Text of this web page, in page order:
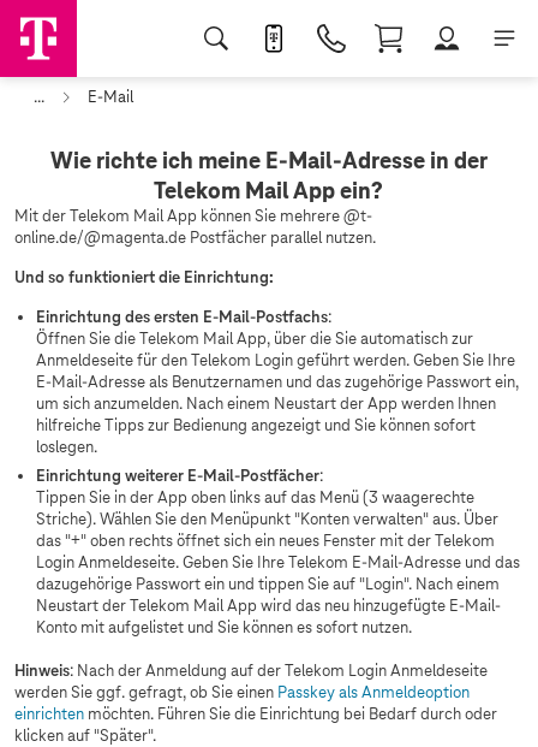
... E-Mail
Wie richte ich meine E-Mail-Adresse in der
Telekom Mail App ein?
Mit der Telekom Mail App können Sie mehrere @t-
online.de/@magenta.de Postfächer parallel nutzen.
Und so funktioniert die Einrichtung:
Einrichtung des ersten E-Mail-Postfachs:
Öffnen Sie die Telekom Mail App, über die Sie automatisch zur
Anmeldeseite für den Telekom Login geführt werden. Geben Sie Ihre
E-Mail-Adresse als Benutzernamen und das zugehörige Passwort ein,
um sich anzumelden. Nach einem Neustart der App werden Ihnen
hilfreiche Tipps zur Bedienung angezeigt und Sie können sofort
loslegen.
Einrichtung weiterer E-Mail-Postfächer:
Tippen Sie in der App oben links auf das Menü (3 waagerechte
Striche). Wählen Sie den Menüpunkt "Konten verwalten" aus. Über
das "+" oben rechts öffnet sich ein neues Fenster mit der Telekom
Login Anmeldeseite. Geben Sie Ihre Telekom E-Mail-Adresse und das
dazugehörige Passwort ein und tippen Sie auf "Login". Nach einem
Neustart der Telekom Mail App wird das neu hinzugefügte E-Mail-
Konto mit aufgelistet und Sie können es sofort nutzen.
Hinweis: Nach der Anmeldung auf der Telekom Login Anmeldeseite
werden Sie ggf. gefragt, ob Sie einen Passkey als Anmeldeoption
einrichten möchten. Führen Sie die Einrichtung bei Bedarf durch oder
klicken auf "Später".